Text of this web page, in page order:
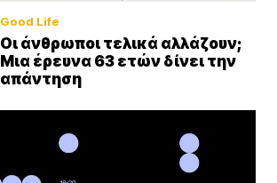
Good Life
Οι άνθρωποι τελικά αλλάζουν;
Μια έρευνα 63 ετών δίνει την
απάντηση